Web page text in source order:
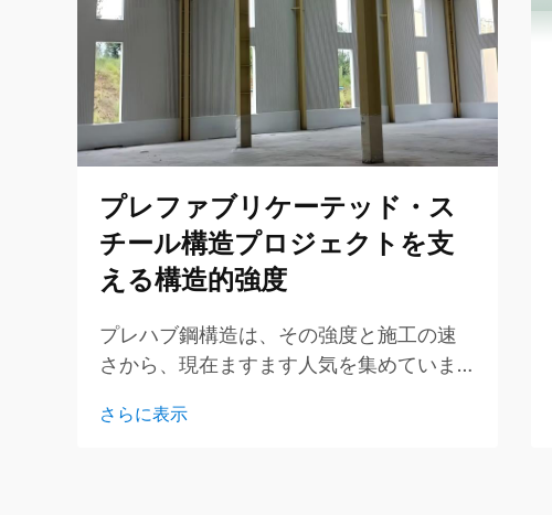
プレファブリケーテッド・ス
チール構造プロジェクトを支
える構造的強度
プレハブ鋼構造は、その強度と施工の速
さから、現在ますます人気を集めていま
建物を工場内でまず製造し、その後現場
さらに表示